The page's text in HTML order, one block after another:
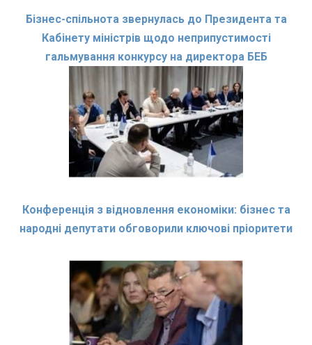
Бізнес-спільнота звернулась до Президента та
Кабінету міністрів щодо неприпустимості
гальмування конкурсу на директора БЕБ
Конференція з відновлення економіки: бізнес та
народні депутати обговорили ключові пріоритети